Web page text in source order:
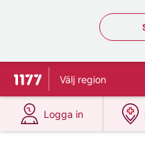
Till startsidan för 1177
Välj region
Logga in
på 1177.se